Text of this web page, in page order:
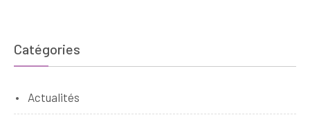
Catégories
Actualités